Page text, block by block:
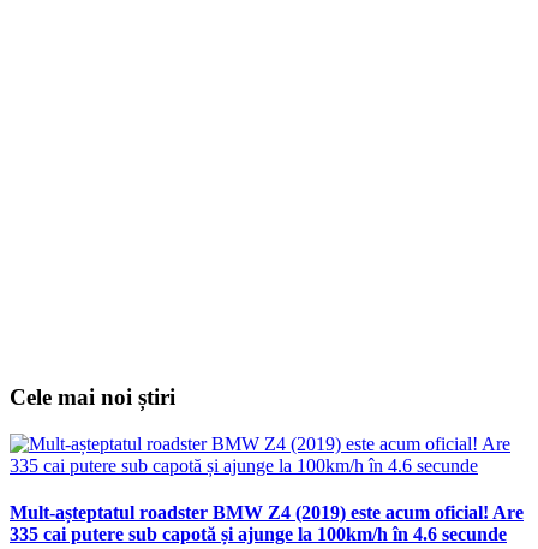
Cele mai noi știri
Mult-așteptatul roadster BMW Z4 (2019) este acum oficial! Are
335 cai putere sub capotă și ajunge la 100km/h în 4.6 secunde